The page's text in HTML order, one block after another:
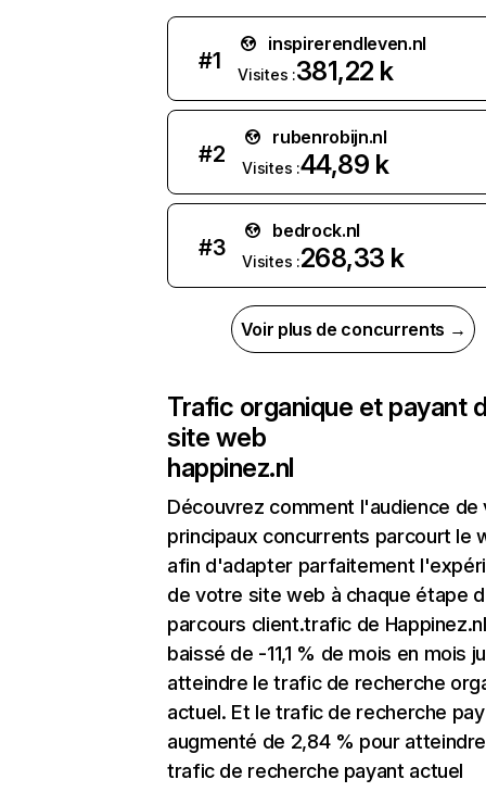
#1
inspirerendleven.nl
Visites :381,22 k
#2
rubenrobijn.nl
Visites :44,89 k
#3
bedrock.nl
Visites :268,33 k
Voir plus de concurrents →
Trafic organique et payant
site web
happinez.nl
Découvrez comment l'audience de
principaux concurrents parcourt le
afin d'adapter parfaitement
de votre site web à chaque étape
parcours client.trafic de
baissé de -11,1 % de mois en mois
atteindre le trafic de recherche
actuel. Et le trafic de recherche
augmenté de 2,84 % pour
trafic de recherche payant actuel